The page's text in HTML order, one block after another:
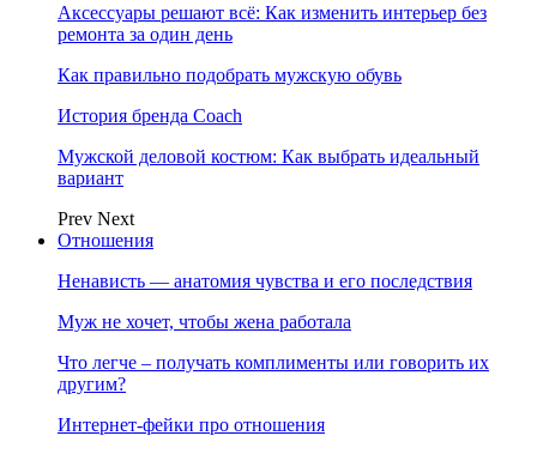
Аксессуары решают всё: Как изменить интерьер без
ремонта за один день
Как правильно подобрать мужскую обувь
История бренда Coach
Мужской деловой костюм: Как выбрать идеальный
вариант
Prev Next
Отношения
Ненависть — анатомия чувства и его последствия
Муж не хочет, чтобы жена работала
Что легче – получать комплименты или говорить их
другим?
Интернет-фейки про отношения